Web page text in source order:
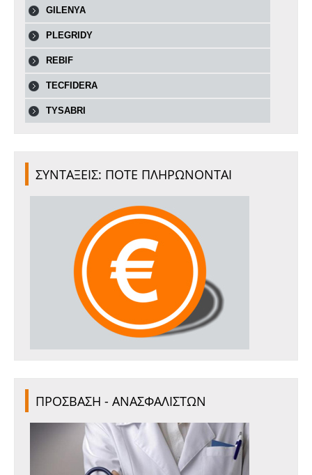
GILENYA
PLEGRIDY
REBIF
TECFIDERA
TYSABRI
ΣΥΝΤΑΞΕΙΣ: ΠΟΤΕ ΠΛΗΡΩΝΟΝΤΑΙ
ΠΡΟΣΒΑΣΗ - ΑΝΑΣΦΑΛΙΣΤΩΝ